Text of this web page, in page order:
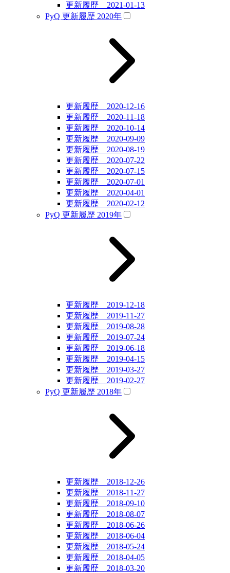
更新履歴 2021-01-13
PyQ 更新履歴 2020年
更新履歴 2020-12-16
更新履歴 2020-11-18
更新履歴 2020-10-14
更新履歴 2020-09-09
更新履歴 2020-08-19
更新履歴 2020-07-22
更新履歴 2020-07-15
更新履歴 2020-07-01
更新履歴 2020-04-01
更新履歴 2020-02-12
PyQ 更新履歴 2019年
更新履歴 2019-12-18
更新履歴 2019-11-27
更新履歴 2019-08-28
更新履歴 2019-07-24
更新履歴 2019-06-18
更新履歴 2019-04-15
更新履歴 2019-03-27
更新履歴 2019-02-27
PyQ 更新履歴 2018年
更新履歴 2018-12-26
更新履歴 2018-11-27
更新履歴 2018-09-10
更新履歴 2018-08-07
更新履歴 2018-06-26
更新履歴 2018-06-04
更新履歴 2018-05-24
更新履歴 2018-04-05
更新履歴 2018-03-20